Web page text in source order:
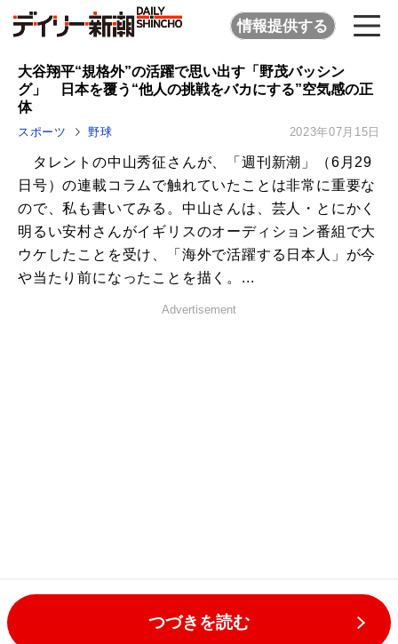
情報提供する
大谷翔平“規格外”の活躍で思い出す「野茂バッシン
グ」 日本を覆う“他人の挑戦をバカにする”空気感の正
体
スポーツ 野球 2023年07月15日
タレントの中山秀征さんが、「週刊新潮」（6月29
日号）の連載コラムで触れていたことは非常に重要な
ので、私も書いてみる。中山さんは、芸人・とにかく
明るい安村さんがイギリスのオーディション番組で大
ウケしたことを受け、「海外で活躍する日本人」が今
や当たり前になったことを描く。...
Advertisement
つづきを読む